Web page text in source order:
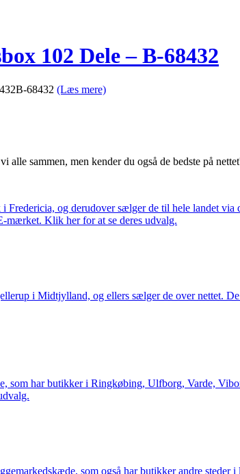
102 Dele – B-68432
68432 (Læs mere)
alle sammen, men kender du også de bedste på
Fredericia, og derudover sælger de til hele landet
mærket. Klik her for at se deres udvalg.
i Midtjylland, og ellers sælger de over nettet.
som har butikker i Ringkøbing, Ulfborg, Varde,
som også har butikker andre